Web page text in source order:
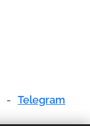
- Telegram